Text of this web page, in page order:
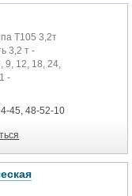
Т105 3,2т
3,2 т -
9, 12, 18, 24,
-
45, 48-52-10